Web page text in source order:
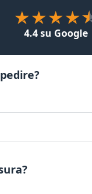
4.4 su Google